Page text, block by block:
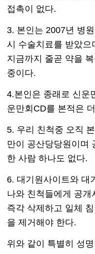
접촉이 없다.
3. 본인는 2007년 병
시 수술치료를 받았으
지금까지 줄곧 약을
중이다.
4.본인은 종래로 신운
운만회CD를 본적은
5. 우리 친척중 오직
만이 공산당당원이며
한 사람 하나도 없다.
6. 대기원사이트와 대
나와 친척들에게 공
즉각 삭제하고 일체
을 제거해야 한다.
위와 같이 특별히 성